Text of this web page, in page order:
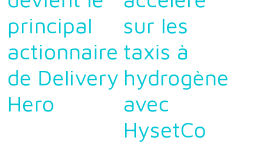
principal
actionnaire
de Delivery
Hero
sur les
taxis à
hydrogène
avec
HysetCo